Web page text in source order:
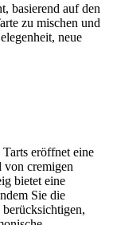
basierend auf den
zu mischen und
neue
eröffnet eine
cremigen
bietet eine
Sie die